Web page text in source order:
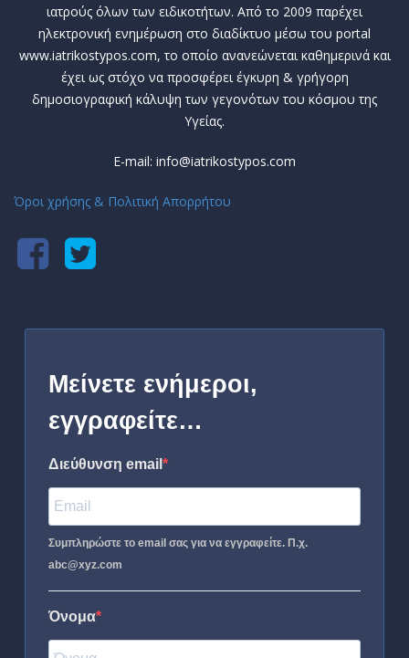
ιατρούς όλων των ειδικοτήτων. Από το 2009 παρέχει
ηλεκτρονική ενημέρωση στο διαδίκτυο μέσω του portal
www.iatrikostypos.com, το οποίο ανανεώνεται καθημερινά και
έχει ως στόχο να προσφέρει έγκυρη & γρήγορη
δημοσιογραφική κάλυψη των γεγονότων του κόσμου της
Υγείας.
E-mail: info@iatrikostypos.com
Όροι χρήσης & Πολιτική Απορρήτου
Μείνετε ενήμεροι,
εγγραφείτε…
Διεύθυνση email
Συμπληρώστε το email σας για να εγγραφείτε. Π.χ.
abc@xyz.com
Όνομα